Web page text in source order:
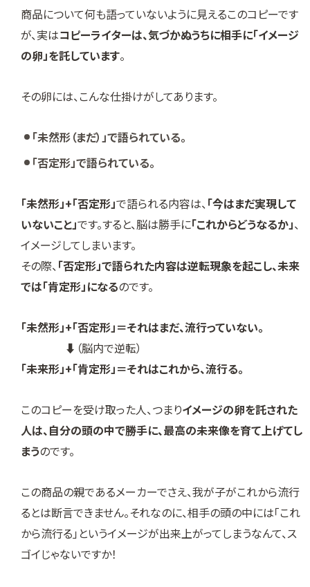
商品について何も語っていないように見えるこのコピーです
が、実はコピーライターは、気づかぬうちに相手に「イメージ
の卵」を託しています。
その卵には、こんな仕掛けがしてあります。
「未然形（まだ）」で語られている。
「否定形」で語られている。
「未然形」+「否定形」で語られる内容は、 「今はまだ実現して
いないこと」です。すると、脳は勝手に「これからどうなるか」、
イメージしてしまいます。
その際、 「否定形」で語られた内容は逆転現象を起こし、未来
では「肯定形」になるのです。
「未然形」+「否定形」＝それはまだ、流行っていない。
⬇（脳内で逆転）
「未来形」+「肯定形」＝それはこれから、流行る。
このコピーを受け取った人、つまりイメージの卵を託された
人は、自分の頭の中で勝手に、最高の未来像を育て上げてし
まうのです。
この商品の親であるメーカーでさえ、我が子がこれから流行
るとは断言できません。それなのに、相手の頭の中には「これ
から流行る」というイメージが出来上がってしまうなんて、ス
ゴイじゃないですか！